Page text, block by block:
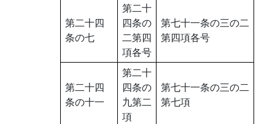
第二十四
条の七
第二十
四条の
二第四
項各号
第七十一条の三の二
第四項各号
第二十四
条の十一
第二十
四条の
九第二
項
第七十一条の三の二
第七項